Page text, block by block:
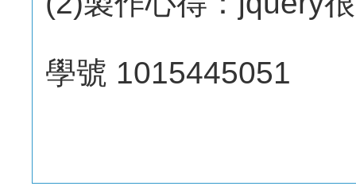
學號 1015445051